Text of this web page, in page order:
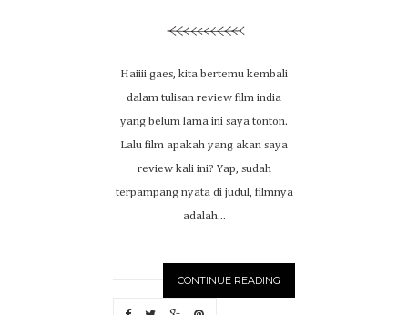
Haiiii gaes, kita bertemu kembali
dalam tulisan review film india
yang belum lama ini saya tonton.
Lalu film apakah yang akan saya
review kali ini? Yap, sudah
terpampang nyata di judul, filmnya
adalah...
CONTINUE READING